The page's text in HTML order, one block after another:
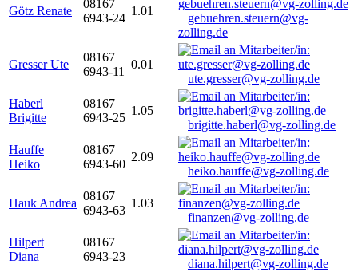
Götz Renate
08167
6943-24
1.01
gebuehren.steuern@vg-
zolling.de
Gresser Ute
08167
6943-11
0.01
ute.gresser@vg-zolling.de
Haberl
Brigitte
08167
6943-25
1.05
brigitte.haberl@vg-zolling.de
Hauffe
Heiko
08167
6943-60
2.09
heiko.hauffe@vg-zolling.de
Hauk Andrea
08167
6943-63
1.03
finanzen@vg-zolling.de
Hilpert
Diana
08167
6943-23
diana.hilpert@vg-zolling.de